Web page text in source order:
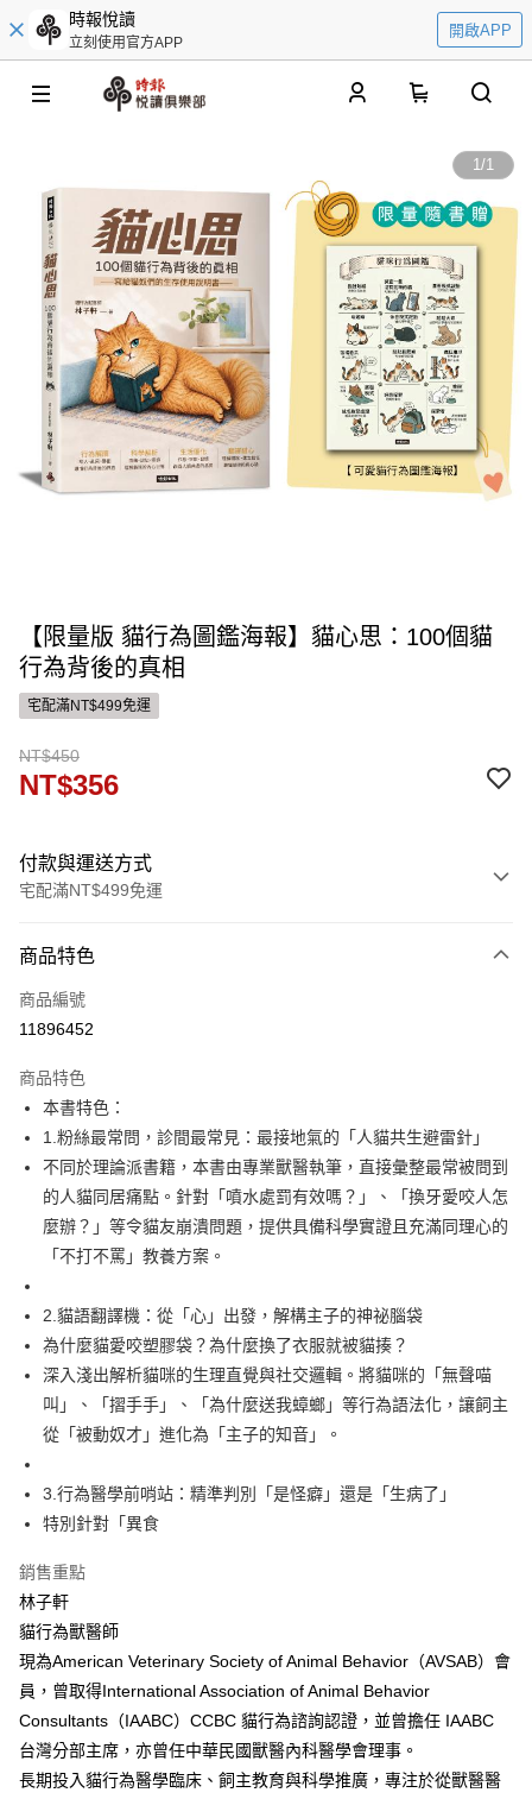
時報悅讀
立刻使用官方APP
開啟APP
1/1
【限量版 貓行為圖鑑海報】貓心思：100個貓
行為背後的真相
宅配滿NT$499免運
NT$450
NT$356
付款與運送方式
宅配滿NT$499免運
信用卡一次付款
運送方式
宅配
每筆NT$100，滿NT$499(含以上)免運費
商品特色
商品編號
11896452
商品特色
本書特色：
1.粉絲最常問，診間最常見：最接地氣的「人貓共生避雷針」
不同於理論派書籍，本書由專業獸醫執筆，直接彙整最常被問到
的人貓同居痛點。針對「噴水處罰有效嗎？」、「換牙愛咬人怎
麼辦？」等令貓友崩潰問題，提供具備科學實證且充滿同理心的
「不打不罵」教養方案。
2.貓語翻譯機：從「心」出發，解構主子的神祕腦袋
為什麼貓愛咬塑膠袋？為什麼換了衣服就被貓揍？
深入淺出解析貓咪的生理直覺與社交邏輯。將貓咪的「無聲喵
叫」、「摺手手」、「為什麼送我蟑螂」等行為語法化，讓飼主
從「被動奴才」進化為「主子的知音」。
3.行為醫學前哨站：精準判別「是怪癖」還是「生病了」
特別針對「異食
銷售重點
林子軒
貓行為獸醫師
現為American Veterinary Society of Animal Behavior（AVSAB）會
員，曾取得International Association of Animal Behavior
Consultants（IAABC）CCBC 貓行為諮詢認證，並曾擔任 IAABC
台灣分部主席，亦曾任中華民國獸醫內科醫學會理事。
長期投入貓行為醫學臨床、飼主教育與科學推廣，專注於從獸醫醫